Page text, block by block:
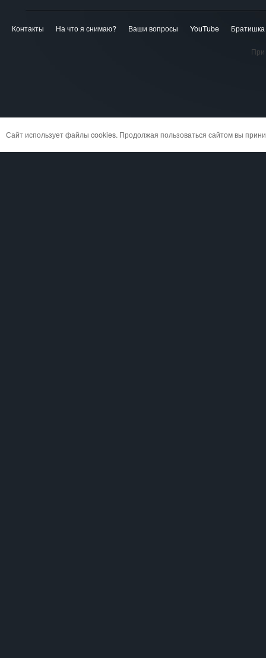
Контакты На что я снимаю? Ваши вопросы YouTube
При
Сайт использует файлы cookies. Продолжая пользоваться сайтом вы